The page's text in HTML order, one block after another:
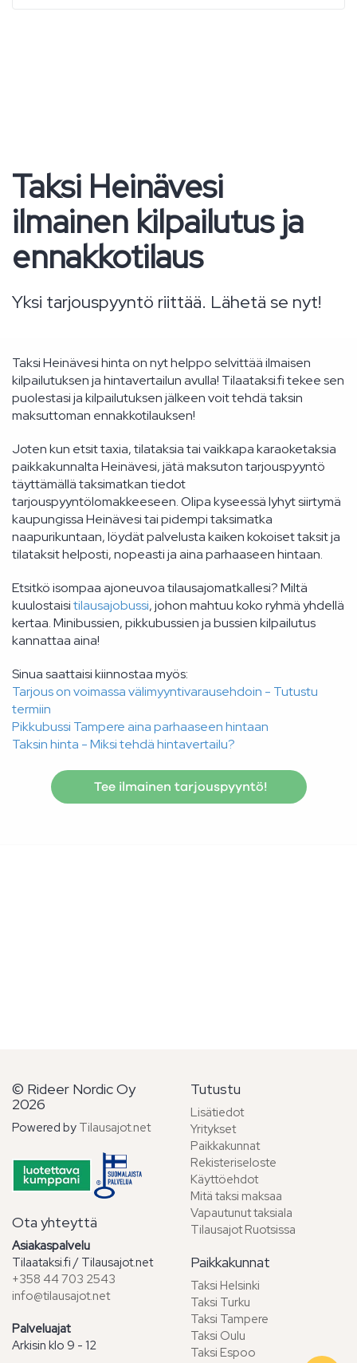
Taksi Heinävesi
ilmainen kilpailutus ja
ennakkotilaus
Yksi tarjouspyyntö riittää. Lähetä se nyt!
Taksi Heinävesi hinta on nyt helppo selvittää ilmaisen
kilpailutuksen ja hintavertailun avulla! Tilaataksi.fi tekee sen
puolestasi ja kilpailutuksen jälkeen voit tehdä taksin
maksuttoman ennakkotilauksen!
Joten kun etsit taxia, tilataksia tai vaikkapa karaoketaksia
paikkakunnalta Heinävesi, jätä maksuton tarjouspyyntö
täyttämällä taksimatkan tiedot
tarjouspyyntölomakkeeseen. Olipa kyseessä lyhyt siirtymä
kaupungissa Heinävesi tai pidempi taksimatka
naapurikuntaan, löydät palvelusta kaiken kokoiset taksit ja
tilataksit helposti, nopeasti ja aina parhaaseen hintaan.
Etsitkö isompaa ajoneuvoa tilausajomatkallesi? Miltä
kuulostaisitilausajobussi, johon mahtuu koko ryhmä yhdellä
kertaa. Minibussien, pikkubussien ja bussien kilpailutus
kannattaa aina!
Sinua saattaisi kiinnostaa myös:
Tarjous on voimassa välimyyntivarausehdoin - Tutustu
termiin
Pikkubussi Tampere aina parhaaseen hintaan
Taksin hinta - Miksi tehdä hintavertailu?
Tee ilmainen tarjouspyyntö!
© Rideer Nordic Oy
2026
Powered by Tilausajot.net
Ota yhteyttä
Asiakaspalvelu
Tilaataksi.fi / Tilausajot.net
+358 44 703 2543
info@tilausajot.net
Palveluajat
Arkisin klo 9 - 12
Tutustu
Lisätiedot
Yritykset
Paikkakunnat
Rekisteriseloste
Käyttöehdot
Mitä taksi maksaa
Vapautunut taksiala
Tilausajot Ruotsissa
Paikkakunnat
Taksi Helsinki
Taksi Turku
Taksi Tampere
Taksi Oulu
Taksi Espoo